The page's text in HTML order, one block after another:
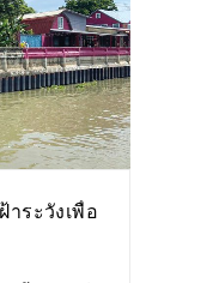
ระวังเพื่อ